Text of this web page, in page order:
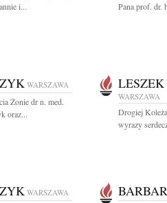
i...
Pana prof. dr.
WARSZAWA
Żonie dr n. med.
oraz...
WARSZAWA
Drogiej
wyrazy
WARSZAWA